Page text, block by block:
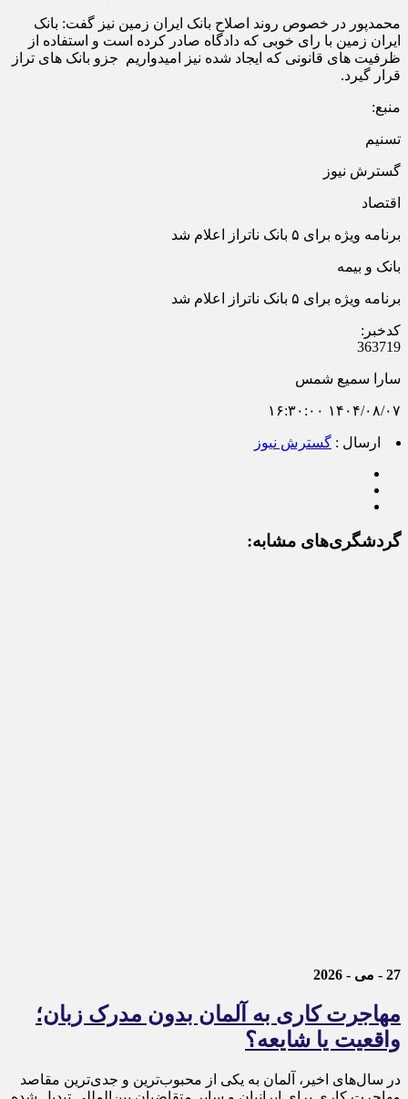
محمدپور در خصوص روند اصلاح بانک ایران زمین نیز گفت: بانک
ایران زمین با رای خوبی که دادگاه صادر کرده است و استفاده از
ظرفیت های قانونی که ایجاد شده نیز امیدواریم جزو بانک های تراز
قرار گیرد.
منبع:
تسنیم
گسترش نیوز
اقتصاد
برنامه ویژه برای ۵ بانک ناتراز اعلام شد
بانک و بیمه
برنامه ویژه برای ۵ بانک ناتراز اعلام شد
کدخبر:
363719
سارا سمیع شمس
۱۴۰۴/۰۸/۰۷ ۱۶:۳۰:۰۰
ارسال : گسترش نیوز
گردشگری‌های مشابه:
27 - می - 2026
مهاجرت کاری به آلمان بدون مدرک زبان؛
واقعیت یا شایعه؟
در سال‌های اخیر، آلمان به یکی از محبوب‌ترین و جدی‌ترین مقاصد